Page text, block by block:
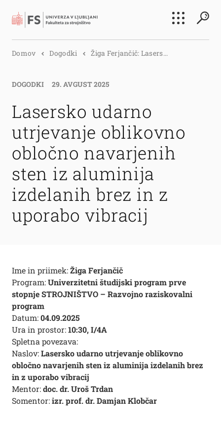
Išči
Domov Dogodki Žiga Ferjančič: Lasers...
DOGODKI 29. AVGUST 2025
Lasersko udarno
utrjevanje oblikovno
obločno navarjenih
sten iz aluminija
izdelanih brez in z
uporabo vibracij
Ime in priimek:Žiga Ferjančič
Program:Univerzitetni študijski program prve
stopnje STROJNIŠTVO – Razvojno raziskovalni
program
Datum:04.09.2025
Ura in prostor:10:30, I/4A
Spletna povezava:
Naslov:Lasersko udarno utrjevanje oblikovno
obločno navarjenih sten iz aluminija izdelanih brez
in z uporabo vibracij
Mentor:doc. dr. Uroš Trdan
Somentor:izr. prof. dr. Damjan Klobčar